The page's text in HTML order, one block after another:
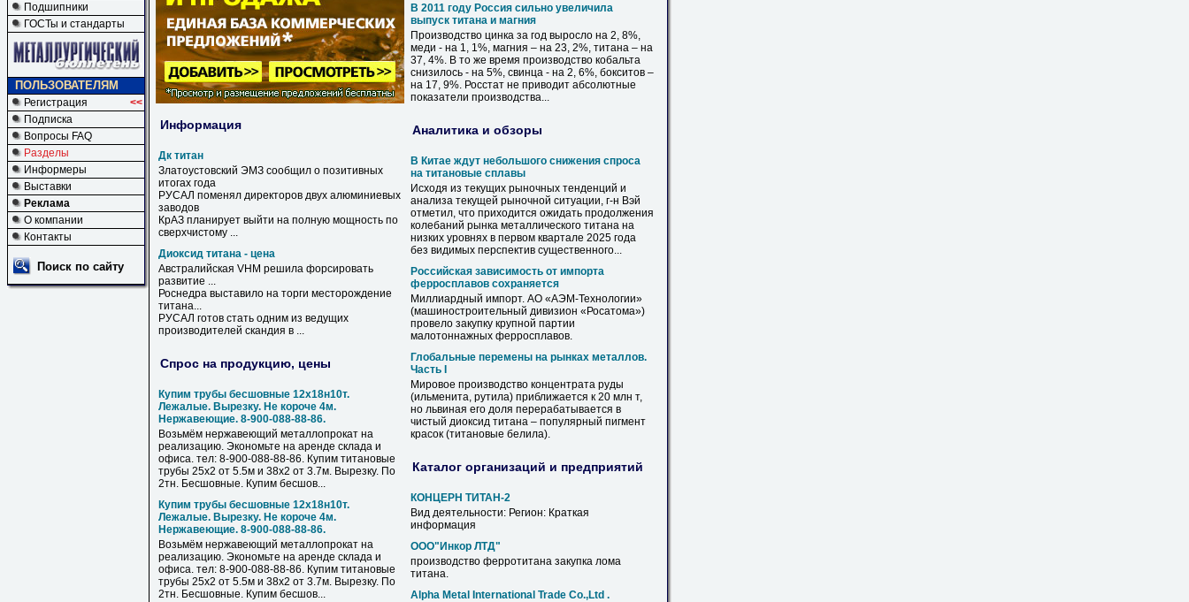
Подшипники
ГОСТы и стандарты
ПОЛЬЗОВАТЕЛЯМ
Регистрация
<<
Подписка
Вопросы FAQ
Разделы
Информеры
Выставки
Реклама
О компании
Контакты
Поиск по сайту
Информация
Дк титан
Златоустовский ЭМЗ сообщил о позитивных
итогах года
РУСАЛ поменял директоров двух алюминиевых
заводов
КрАЗ планирует выйти на полную мощность по
сверхчистому ...
Диоксид титана - цена
Австралийская VHM решила форсировать
развитие ...
Роснедра выставило на торги месторождение
титана...
РУСАЛ готов стать одним из ведущих
производителей скандия в ...
Спрос на продукцию, цены
Купим трубы бесшовные 12х18н10т.
Лежалые. Вырезку. Не короче 4м.
Нержавеющие. 8-900-088-88-86.
Возьмём нержавеющий металлопрокат на
реализацию. Экономьте на аренде склада и
офиса. тел: 8-900-088-88-86. Купим титановые
трубы 25х2 от 5.5м и 38х2 от 3.7м. Вырезку. По
2тн. Бесшовные. Купим бесшов...
Купим трубы бесшовные 12х18н10т.
Лежалые. Вырезку. Не короче 4м.
Нержавеющие. 8-900-088-88-86.
Возьмём нержавеющий металлопрокат на
реализацию. Экономьте на аренде склада и
офиса. тел: 8-900-088-88-86. Купим титановые
трубы 25х2 от 5.5м и 38х2 от 3.7м. Вырезку. По
2тн. Бесшовные. Купим бесшов...
В 2011 году Россия сильно увеличила
выпуск титана и магния
Производство цинка за год выросло на 2, 8%,
меди - на 1, 1%, магния – на 23, 2%, титана – на
37, 4%. В то же время производство кобальта
снизилось - на 5%, свинца - на 2, 6%, бокситов –
на 17, 9%. Росстат не приводит абсолютные
показатели производства...
Аналитика и обзоры
В Китае ждут небольшого снижения спроса
на титановые сплавы
Исходя из текущих рыночных тенденций и
анализа текущей рыночной ситуации, г-н Вэй
отметил, что приходится ожидать продолжения
колебаний рынка металлического титана на
низких уровнях в первом квартале 2025 года
без видимых перспектив существенного...
Российская зависимость от импорта
ферросплавов сохраняется
Миллиардный импорт. АО «АЭМ-Технологии»
(машиностроительный дивизион «Росатома»)
провело закупку крупной партии
малотоннажных ферросплавов.
Глобальные перемены на рынках металлов.
Часть I
Мировое производство концентрата руды
(ильменита, рутила) приближается к 20 млн т,
но львиная его доля перерабатывается в
чистый диоксид титана – популярный пигмент
красок (титановые белила).
Каталог организаций и предприятий
КОНЦЕРН ТИТАН-2
Вид деятельности: Регион: Краткая
информация
ООО"Инкор ЛТД"
производство ферротитана закупка лома
титана.
Alpha Metal International Trade Co.,Ltd .